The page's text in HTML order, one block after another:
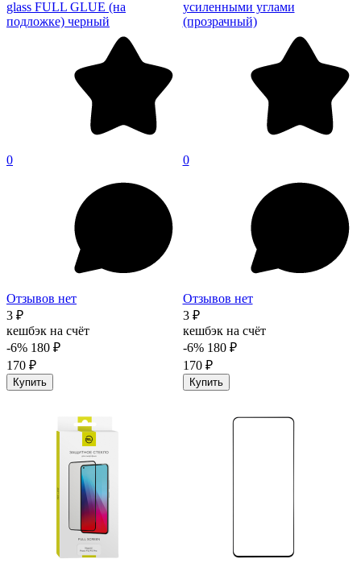
glass FULL GLUE (на
подложке) черный
0
Отзывов нет
3 ₽
кешбэк на счёт
-6% 180 ₽
170 ₽
Купить
усиленными углами
(прозрачный)
0
Отзывов нет
3 ₽
кешбэк на счёт
-6% 180 ₽
170 ₽
Купить